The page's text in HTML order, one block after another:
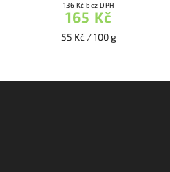
136 Kč bez DPH
165 Kč
55 Kč / 100 g